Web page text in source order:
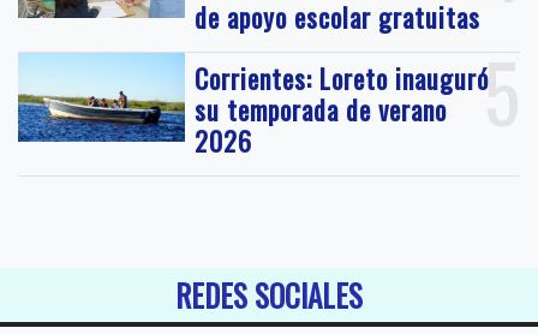
de apoyo escolar gratuitas
5
Corrientes: Loreto inauguró
su temporada de verano
2026
REDES SOCIALES